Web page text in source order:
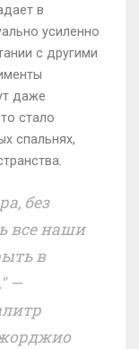
в
усиленно
с другими
даже
стало
спальнях,
без
все наши
в
—